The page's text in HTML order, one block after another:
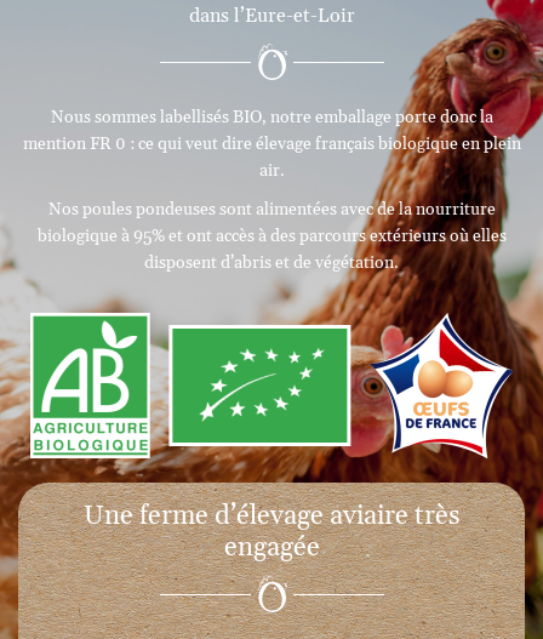
dans l’Eure-et-Loir
Nous sommes labellisés BIO, notre emballage porte donc la
mention FR 0 : ce qui veut dire élevage français biologique en plein
air.
Nos poules pondeuses sont alimentées avec de la nourriture
biologique à 95% et ont accès à des parcours extérieurs où elles
disposent d’abris et de végétation.
Une ferme d’élevage aviaire très
engagée